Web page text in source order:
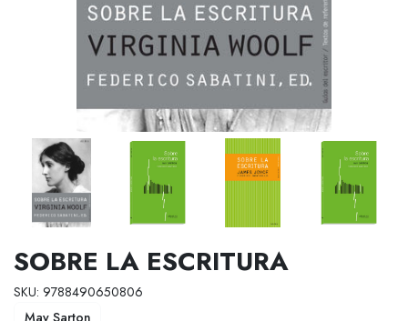
SOBRE LA ESCRITURA
SKU: 9788490650806
May Sarton